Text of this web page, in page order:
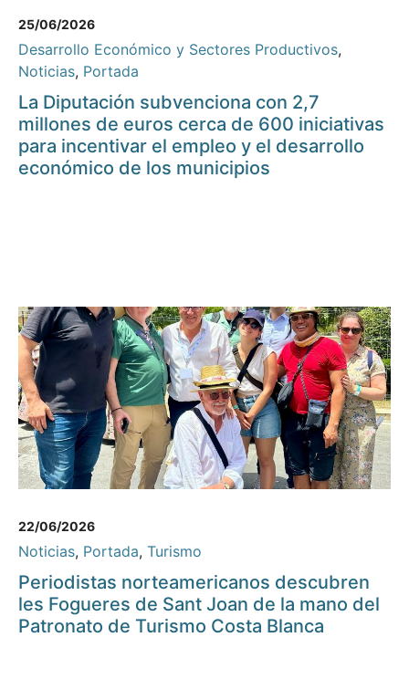
25/06/2026
Desarrollo Económico y Sectores Productivos,
Noticias, Portada
La Diputación subvenciona con 2,7
millones de euros cerca de 600 iniciativas
para incentivar el empleo y el desarrollo
económico de los municipios
22/06/2026
Noticias, Portada, Turismo
Periodistas norteamericanos descubren
les Fogueres de Sant Joan de la mano del
Patronato de Turismo Costa Blanca